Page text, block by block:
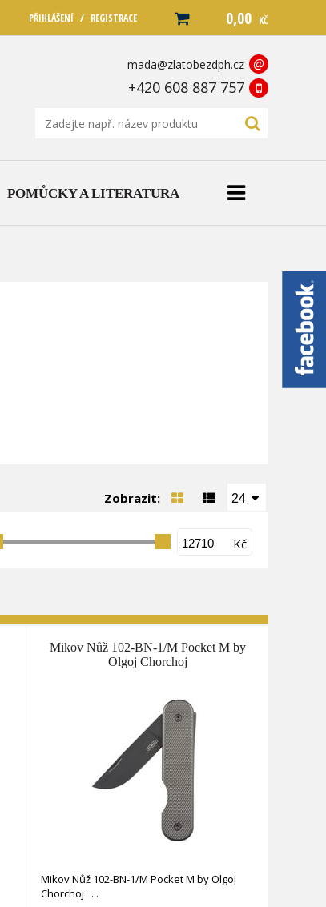
PŘIHLÁŠENÍ / REGISTRACE 0,00 KČ
mada@zlatobezdph.cz @
+420 608 887 757
POMŮCKY A LITERATURA
Zobrazit: 24
Kč
Mikov Nůž 102-BN-1/M Pocket M by
Olgoj Chorchoj
Mikov Nůž 102-BN-1/M Pocket M by Olgoj